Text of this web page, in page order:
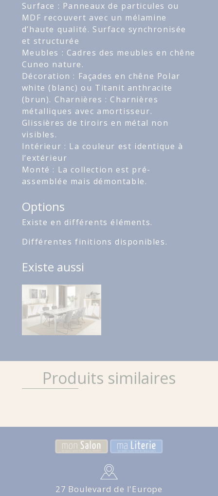
Surface : Panneaux de particules ou
MDF recouvert avec un mélamine
d’haute qualité. Surface synchronisée
et structurée
Meubles : Cadres des meubles en chêne
Cuneo nature.
Décoration : Façades en chêne Polar
white (blanc) ou Titanit anthracite
(brun). Charnières : Charnières
métalliques avec amortisseur.
Glissières de tiroirs en métal non
visibles.
Intérieur : La couleur est identique à
l’extérieur
Monté : La collection est pré-
assemblée mais démontable.
Options
Existe en différents éléments.
Différentes finitions disponibles.
Existe aussi
Produits similaires
27 Boulevard de l'Europe